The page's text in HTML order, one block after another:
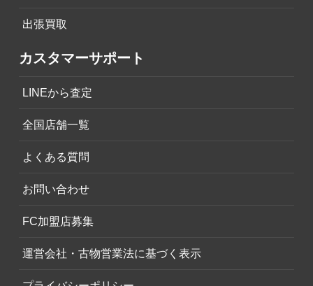
出張買取
カスタマーサポート
LINEから査定
全国店舗一覧
よくある質問
お問い合わせ
FC加盟店募集
運営会社・古物営業法に基づく表示